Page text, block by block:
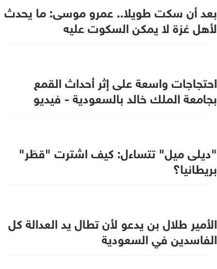
بعد أن سكت طويلا.. عمرو موسى: ما يحدث
لأهل غزة لا يمكن السكوت عليه
احتجاجات واسعة على إثر أحداث القمع
بجامعة الملك خالد بالسعودية - فيديو
"ديلى ميل" تتساءل: كيف اشترت "قطَر"
بريطانيا؟
الأمير طلال بن يدعو لأن تطال يد العدالة كل
الفاسدين في السعودية